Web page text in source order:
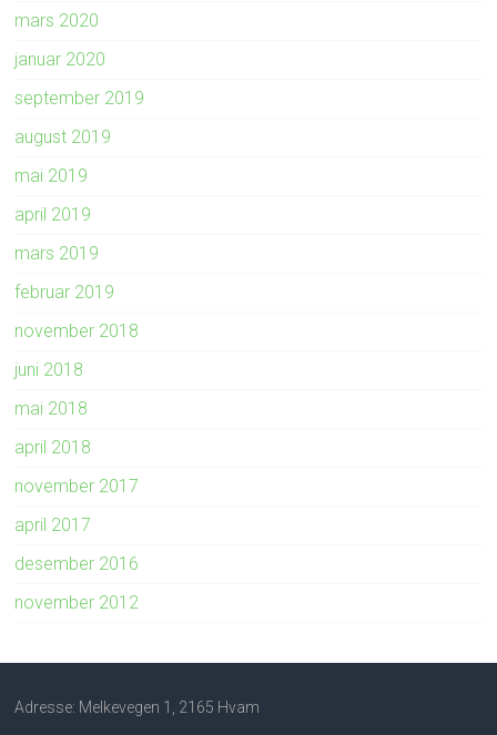
mars 2020
januar 2020
september 2019
august 2019
mai 2019
april 2019
mars 2019
februar 2019
november 2018
juni 2018
mai 2018
april 2018
november 2017
april 2017
desember 2016
november 2012
Adresse: Melkevegen 1, 2165 Hvam